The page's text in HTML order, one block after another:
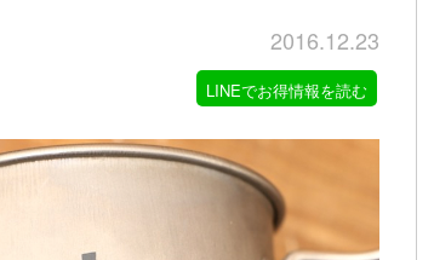
2016.12.23
LINEでお得情報を読む